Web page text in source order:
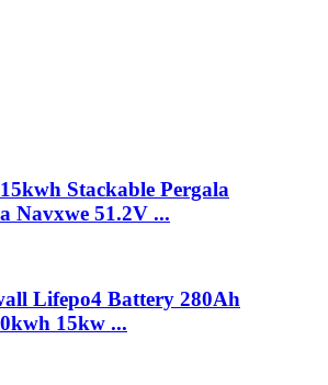
Stackable Pergala
Navxwe 51.2V ...
Lifepo4 Battery 280Ah
15kw ...